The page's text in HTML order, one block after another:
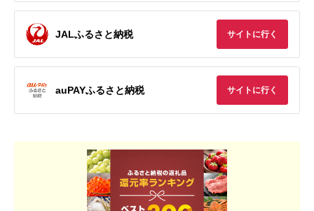
JALふるさと納税 サイトに行く
auPAYふるさと納税 サイトに行く